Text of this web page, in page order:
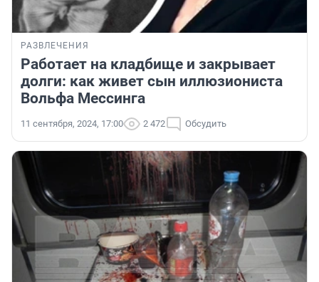
РАЗВЛЕЧЕНИЯ
Работает на кладбище и закрывает
долги: как живет сын иллюзиониста
Вольфа Мессинга
11 сентября, 2024, 17:00 2 472 Обсудить